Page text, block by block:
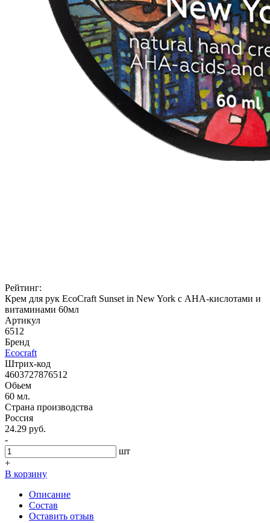
Рейтинг:
Крем для рук EcoCraft Sunset in New York с АНА-кислотами и
витаминами 60мл
Артикул
6512
Бренд
Ecocraft
Штрих-код
4603727876512
Обьем
60 мл.
Страна производства
Россия
24.29 руб.
-
шт
+
В корзину
Описание
Состав
Оставить отзыв